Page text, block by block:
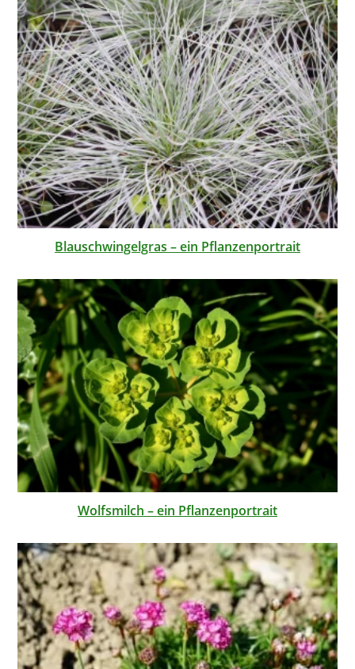
Blauschwingelgras – ein Pflanzenportrait
Wolfsmilch – ein Pflanzenportrait